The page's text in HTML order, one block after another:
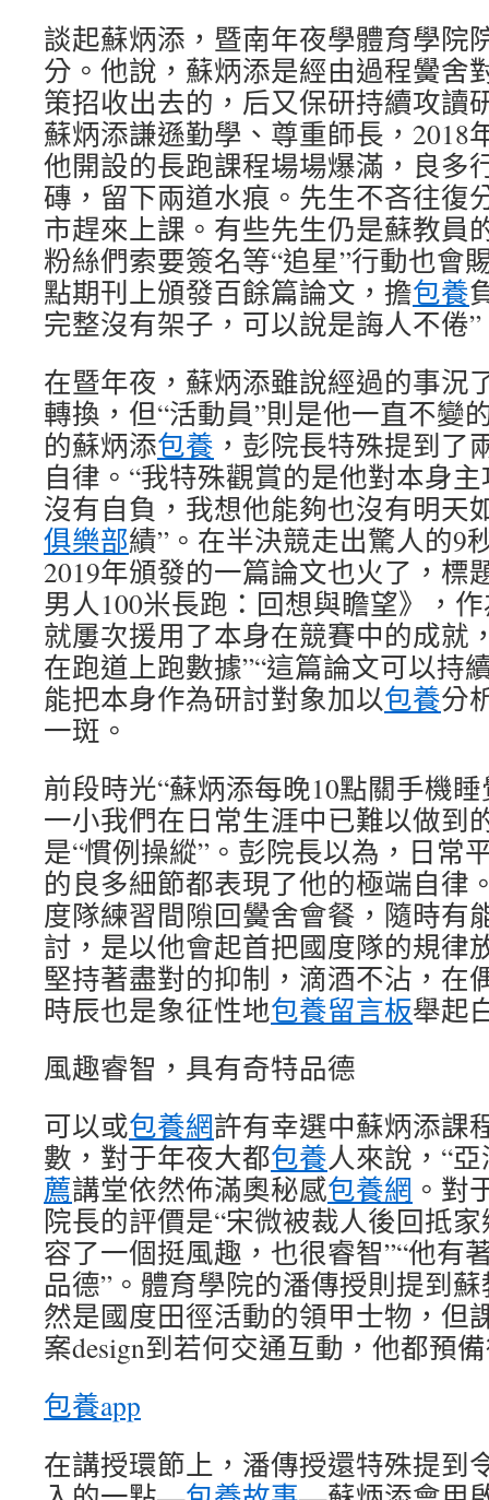
談起蘇炳添，暨南年夜學體育學院
分。他說，蘇炳添是經由過程黌舍
策招收出去的，后又保研持續攻讀
蘇炳添謙遜勤學、尊重師長，2018
他開設的長跑課程場場爆滿，良多
磚，留下兩道水痕。先生不吝往復
市趕來上課。有些先生仍是蘇教員
粉絲們索要簽名等“追星”行動也會
點期刊上頒發百餘篇論文，擔包養
完整沒有架子，可以說是誨人不倦”
在暨年夜，蘇炳添雖說經過的事況
轉換，但“活動員”則是他一直不變
的蘇炳添包養 ，彭院長特殊提到了
自律。“我特殊觀賞的是他對本身
沒有自負，我想他能夠也沒有明天
俱樂部績”。在半決競走出驚人的9
2019年頒發的一篇論文也火了，標
男人100米長跑：回想與瞻望》，
就屢次援用了本身在競賽中的成就
在跑道上跑數據”“這篇論文可以持
能把本身作為研討對象加以包養分
一斑。
前段時光“蘇炳添每晚10點關手機
一小我們在日常生涯中已難以做到
是“慣例操縱”。彭院長以為，日常
的良多細節都表現了他的極端自律
度隊練習間隙回黌舍會餐，隨時有
討，是以他會起首把國度隊的規律
堅持著盡對的抑制，滴酒不沾，在
時辰也是象征性地包養留言板舉起
風趣睿智，具有奇特品德
可以或包養網許有幸選中蘇炳添課
數，對于年夜大都包養人來說，“
薦講堂依然佈滿奧秘感包養網 。對
院長的評價是“宋微被裁人後回抵
容了一個挺風趣，也很睿智”“他有
品德”。體育學院的潘傳授則提到
然是國度田徑活動的領甲士物，但
案design到若何交通互動，他都預
包養app
在講授環節上，潘傳授還特殊提到